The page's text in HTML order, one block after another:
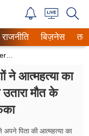
राजनीति बिज़नेस
आत्महत्या का
मौत के
पिता की आत्महत्या का